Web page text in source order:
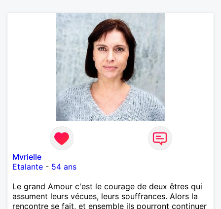
Mvrielle
Etalante - 54 ans
Le grand Amour c'est le courage de deux êtres qui
assument leurs vécues, leurs souffrances. Alors la
rencontre se fait, et ensemble ils pourront continuer